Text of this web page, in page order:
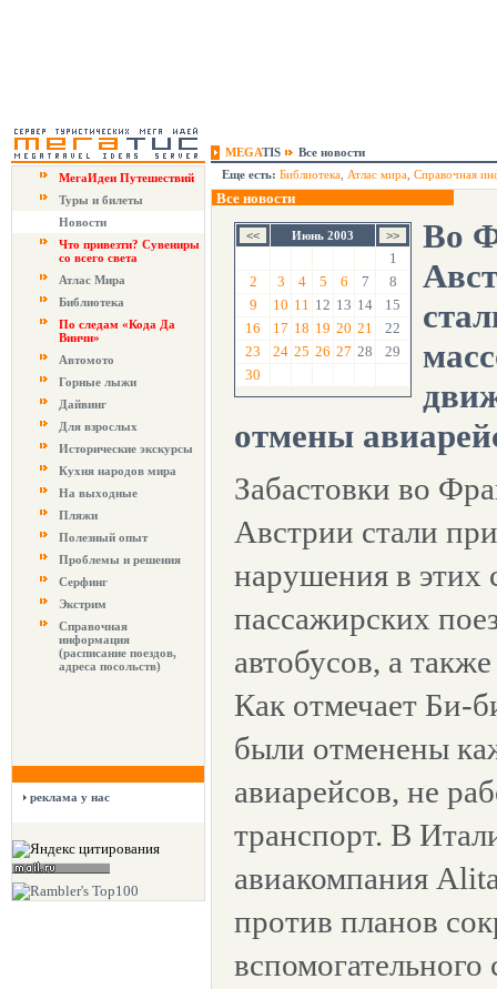
MEGATIS
Все новости
МегаИдеи Путешествий
Туры и билеты
Новости
Что привезти? Сувениры
со всего света
Атлас Мира
Библиотека
По следам «Кода Да
Винчи»
Автомото
Горные лыжи
Дайвинг
Для взрослых
Исторические экскурсы
Кухня народов мира
На выходные
Пляжи
Полезный опыт
Проблемы и решения
Серфинг
Экстрим
Справочная
информация
(расписание поездов,
адреса посольств)
реклама у нас
Еще есть: Библиотека Атлас мира Справочная
Все новости
Июнь 2003
1
2
3 4 5 6 7
8
9
10 11 12 13 14
15
16
17 18 19 20 21
22
23
24 25 26 27 28
29
30
Во
отмены
Забастовки во
Австрии стали
нарушения в этих
пассажирских
автобусов, а
Как отмечает Би-
были отменены
авиарейсов, не
транспорт. В
авиакомпания
против планов
вспомогательного